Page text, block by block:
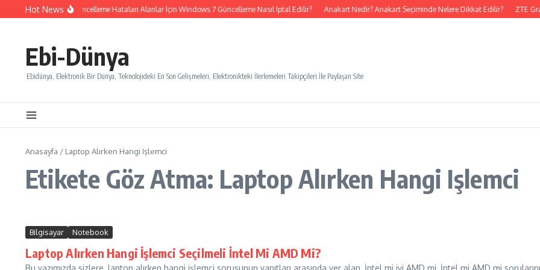
İçeriğe atlaHot News
Windows 7 Güncelleme Hataları Alanlar İçin Windows 7 Güncelleme Nasıl İptal Edilir? Anakart Nedir? Anakart Seçiminde Nelere Dikkat Edilir? ZTE
Ebi-Dünya
Ebidünya, Elektronik Bir Dünya, Teknolojideki En Son Gelişmeleri, Elektronikteki İlerlemeleri Takipçileri İle Paylaşan Site
Anasayfa / Laptop Alırken Hangi Işlemci
Etikete Göz Atma: Laptop Alırken Hangi Işlemci
Bilgisayar Notebook
Laptop Alırken Hangi İşlemci Seçilmeli İntel Mi AMD Mi?
Bu yazımızda sizlere, laptop alırken hangi işlemci sorusunun yanıtları arasında yer alan, İntel mi iyi AMD mi, İntel mi AMD mi